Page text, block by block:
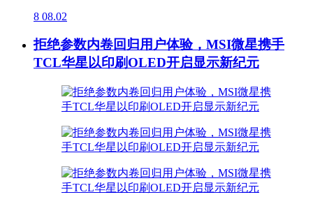
8 08.02
拒绝参数内卷回归用户体验，MSI微星携手
TCL华星以印刷OLED开启显示新纪元